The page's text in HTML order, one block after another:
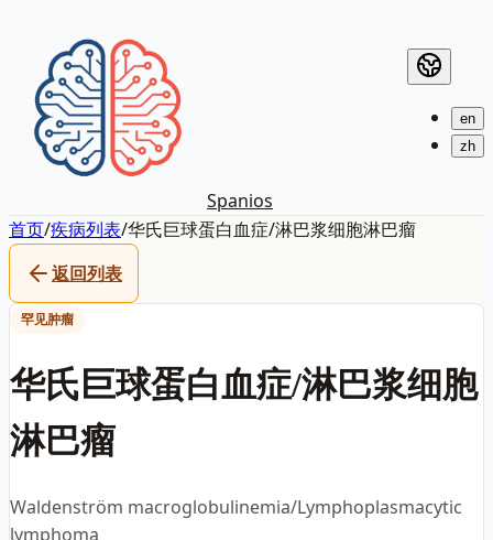
Spanios
en
zh
首页/疾病列表/华氏巨球蛋白血症/淋巴浆细胞淋巴瘤
返回列表
罕见肿瘤
华氏巨球蛋白血症/淋巴浆细胞
淋巴瘤
Waldenström macroglobulinemia/Lymphoplasmacytic
lymphoma